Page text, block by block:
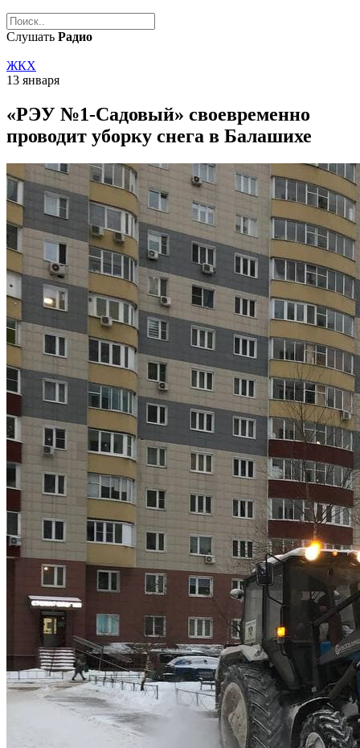
Слушать Радио
ЖКХ
13 января
«РЭУ №1-Садовый» своевременно
проводит уборку снега в Балашихе